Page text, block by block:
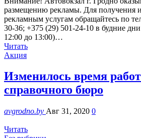
размещению рекламы. Для получения
рекламным услугам обращайтесь по
30-36; +375 (29) 501-24-10 в будние
12:00 до 13:00)…
Читать
Акция
Изменилось время
справочного бюро
avgrodno.by Авг 31, 2020 0
Читать